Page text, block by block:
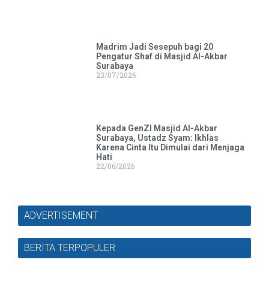
Madrim Jadi Sesepuh bagi 20
Pengatur Shaf di Masjid Al-Akbar
Surabaya
23/07/2026
Kepada GenZI Masjid Al-Akbar
Surabaya, Ustadz Syam: Ikhlas
Karena Cinta Itu Dimulai dari Menjaga
Hati
22/06/2026
ADVERTISEMENT
BERITA TERPOPULER